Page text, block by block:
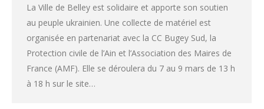
La Ville de Belley est solidaire et apporte son soutien
au peuple ukrainien. Une collecte de matériel est
organisée en partenariat avec la CC Bugey Sud, la
Protection civile de l’Ain et l’Association des Maires de
France (AMF). Elle se déroulera du 7 au 9 mars de 13 h
à 18 h sur le site…